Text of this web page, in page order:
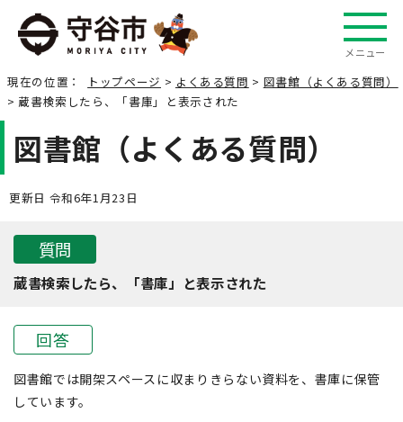
メニュー
現在の位置： トップページ > よくある質問 > 図書館（よくある質問）
> 蔵書検索したら、「書庫」と表示された
図書館（よくある質問）
更新日 令和6年1月23日
質問
蔵書検索したら、「書庫」と表示された
回答
図書館では開架スペースに収まりきらない資料を、書庫に保管
しています。